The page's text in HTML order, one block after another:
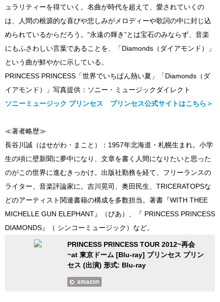
ュラリティーを得ていく。名曲が時代を超えて、愛されていくの
は、人間の根源的な喜びや悲しみがメロディーや歌詞の中に封じ込
められているからだろう。“永遠の輝き”とは宝石のみならず、音楽
にもふさわしい言葉であることを、「Diamonds（ダイアモンド）」
という曲が鮮やかに示している。
PRINCESS PRINCESS「世界でいちばん熱い夏」「Diamonds（ダ
イアモンド）」写真提供：ソニー・ミュージックダイレクト
ソニーミュージック プリンセス プリンセス公式サイトはこちら＞
≪著者略歴≫
長谷川誠（はせがわ・まこと）：1957年北海道・札幌生まれ。小学
生の頃に壁新聞に夢中になり、文章を書く人間になりたいと思った
のがこの世界に進むきっかけ。出版社勤務を経て、フリーランスの
ライター、音楽評論家に。吉川晃司、奥田民生、TRICERATOPSな
どのアーティスト関連書籍の構成を多数担当。著書『WITH THEE
MICHELLE GUN ELEPHANT』（ぴあ）、『 PRINCESS PRINCESS
DIAMONDS』（ シンコーミュージック）など。
PRINCESS PRINCESS TOUR 2012~再会
~at 東京ドーム [Blu-ray] プリンセス プリン
セス (出演) 形式: Blu-ray
amazon